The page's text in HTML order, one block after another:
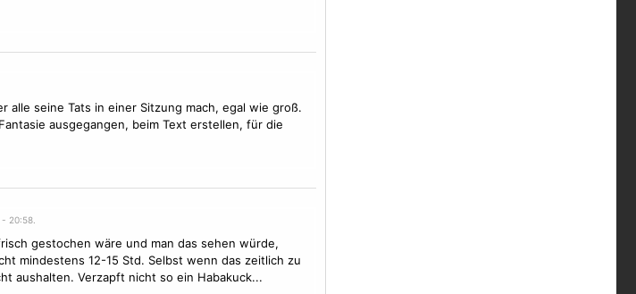
alle seine Tats in einer Sitzung mach, egal wie groß.
ausgegangen, beim Text erstellen, für die
20:58.
gestochen wäre und man das sehen würde,
mindestens 12-15 Std. Selbst wenn das zeitlich zu
aushalten. Verzapft nicht so ein Habakuck...